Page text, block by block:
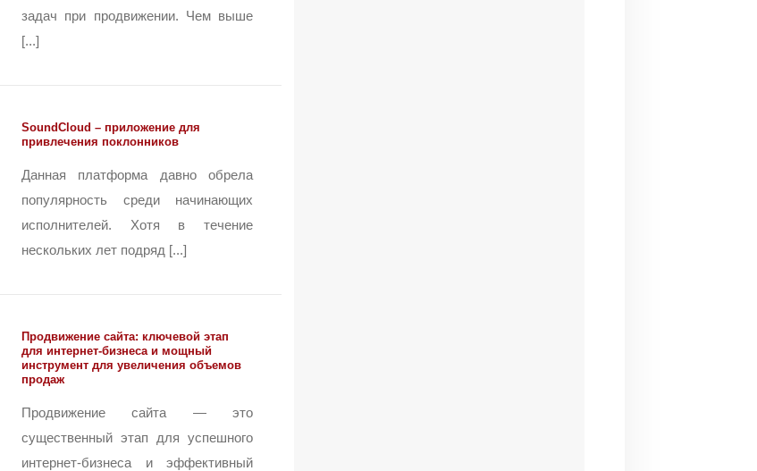
задач при продвижении. Чем выше
[...]
SoundCloud – приложение для
привлечения поклонников
Данная платформа давно обрела
популярность среди начинающих
исполнителей. Хотя в течение
нескольких лет подряд [...]
Продвижение сайта: ключевой этап
для интернет-бизнеса и мощный
инструмент для увеличения объемов
продаж
Продвижение сайта — это
существенный этап для успешного
интернет-бизнеса и эффективный